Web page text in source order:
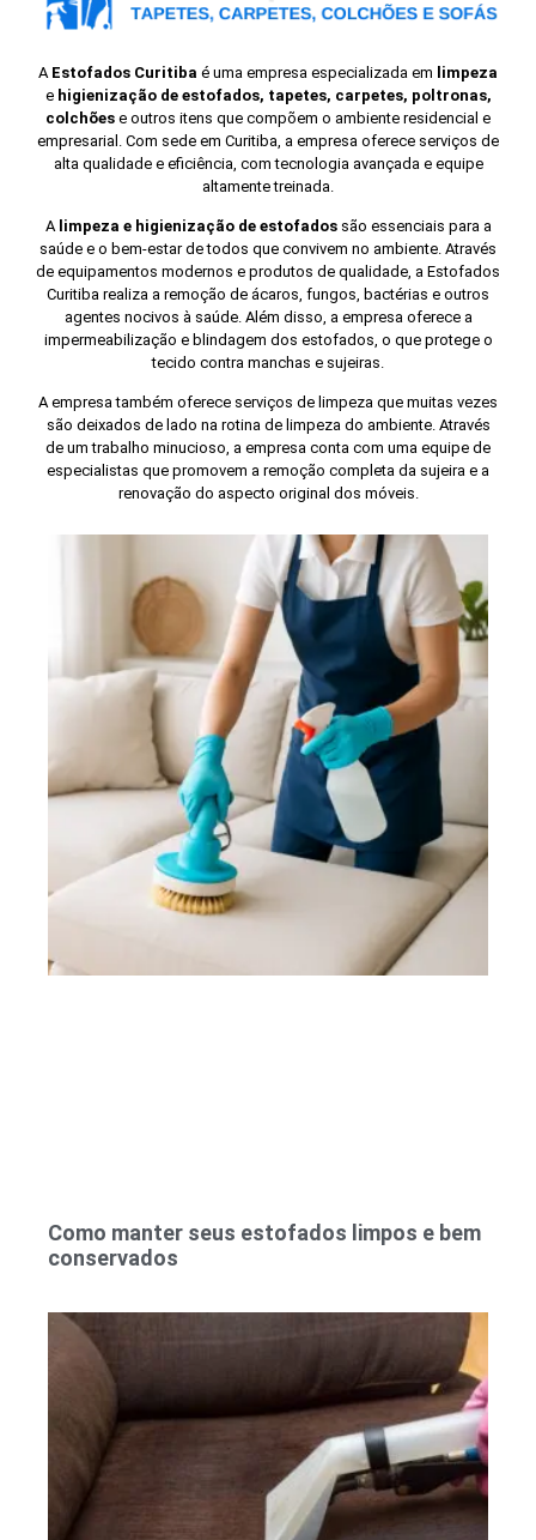
A Estofados Curitiba é uma empresa especializada em limpeza
e higienização de estofados, tapetes, carpetes, poltronas,
colchões e outros itens que compõem o ambiente residencial e
empresarial. Com sede em Curitiba, a empresa oferece serviços de
alta qualidade e eficiência, com tecnologia avançada e equipe
altamente treinada.
A limpeza e higienização de estofados são essenciais para a
saúde e o bem-estar de todos que convivem no ambiente. Através
de equipamentos modernos e produtos de qualidade, a Estofados
Curitiba realiza a remoção de ácaros, fungos, bactérias e outros
agentes nocivos à saúde. Além disso, a empresa oferece a
impermeabilização e blindagem dos estofados, o que protege o
tecido contra manchas e sujeiras.
A empresa também oferece serviços de limpeza que muitas vezes
são deixados de lado na rotina de limpeza do ambiente. Através
de um trabalho minucioso, a empresa conta com uma equipe de
especialistas que promovem a remoção completa da sujeira e a
renovação do aspecto original dos móveis.
Como manter seus estofados limpos e bem
conservados